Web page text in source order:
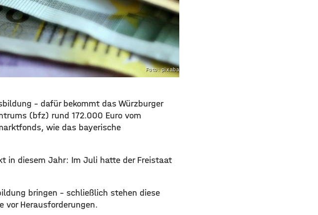
Foto: pixabay.com
– dafür bekommt das Würzburger
(bfz) rund 172.000 Euro vom
wie das bayerische
in diesem Jahr: Im Juli hatte der Freistaat
bringen – schließlich stehen diese
vor Herausforderungen.